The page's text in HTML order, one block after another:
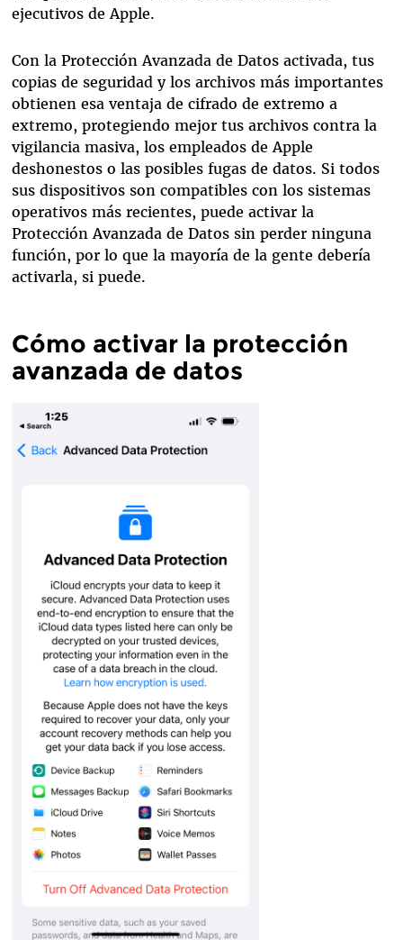
ejecutivos de Apple.
Con la Protección Avanzada de Datos activada, tus
copias de seguridad y los archivos más importantes
obtienen esa ventaja de cifrado de extremo a
extremo, protegiendo mejor tus archivos contra la
vigilancia masiva, los empleados de Apple
deshonestos o las posibles fugas de datos. Si todos
sus dispositivos son compatibles con los sistemas
operativos más recientes, puede activar la
Protección Avanzada de Datos sin perder ninguna
función, por lo que la mayoría de la gente debería
activarla, si puede.
Cómo activar la protección
avanzada de datos